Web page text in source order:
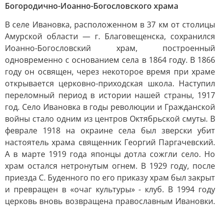
Богородично-Иоанно-Богословского храма
В селе Ивановка, расположенном в 37 км от столицы
Амурской области — г. Благовещенска, сохранился
Иоанно-Богословский храм, построенный
одновременно с основанием села в 1864 году. В 1866
году он освящен, через некоторое время при храме
открывается церковно-приходская школа. Наступил
переломный период в истории нашей страны, 1917
год. Село Ивановка в годы революции и Гражданской
войны стало одним из центров Октябрьской смуты. В
феврале 1918 на окраине села был зверски убит
настоятель храма священник Георгий Паргачевский.
А в марте 1919 года японцы дотла сожгли село. Но
храм остался нетронутым огнем. В 1929 году, после
приезда С. Буденного по его приказу храм был закрыт
и превращен в «очаг культуры» - клуб. В 1994 году
церковь вновь возвращена православным Ивановки.